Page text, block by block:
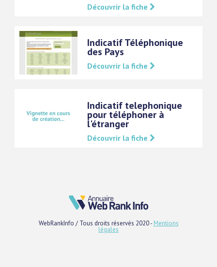
Découvrir la fiche
Indicatif Téléphonique
des Pays
Découvrir la fiche
Indicatif telephonique
pour téléphoner à
l'étranger
Découvrir la fiche
WebRankInfo / Tous droits réservés 2020 - Mentions
légales